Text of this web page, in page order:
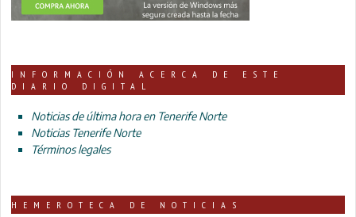
INFORMACIÓN ACERCA DE ESTE
DIARIO DIGITAL
Noticias de última hora en Tenerife Norte
Noticias Tenerife Norte
Términos legales
HEMEROTECA DE NOTICIAS